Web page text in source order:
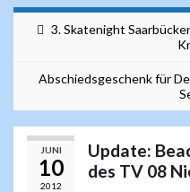
3. Skatenight
Abschiedsgeschenk für
JUNI
10
2012
Update:
des TV 08